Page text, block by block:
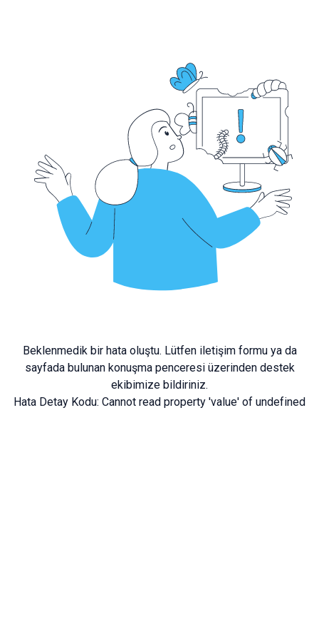
Beklenmedik bir hata oluştu. Lütfen iletişim formu ya da
sayfada bulunan konuşma penceresi üzerinden destek
ekibimize bildiriniz.
Hata Detay Kodu: Cannot read property 'value' of undefined